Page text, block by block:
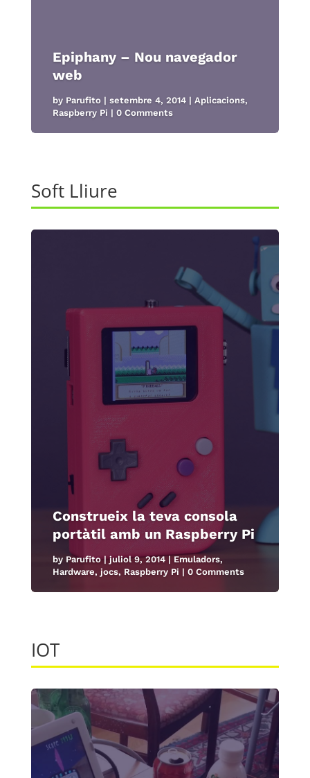
Epiphany – Nou navegador
web
by Parufito |setembre 4, 2014 |Aplicacions,
Raspberry Pi | 0 Comments
Soft Lliure
Construeix la teva consola
portàtil amb un Raspberry Pi
by Parufito|juliol 9, 2014| Emuladors,
Hardware,jocs, Raspberry Pi | 0 Comments
IOT